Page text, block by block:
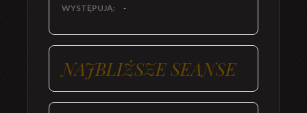
WYSTĘPUJĄ: -
NAJBLIŻSZE SEANSE